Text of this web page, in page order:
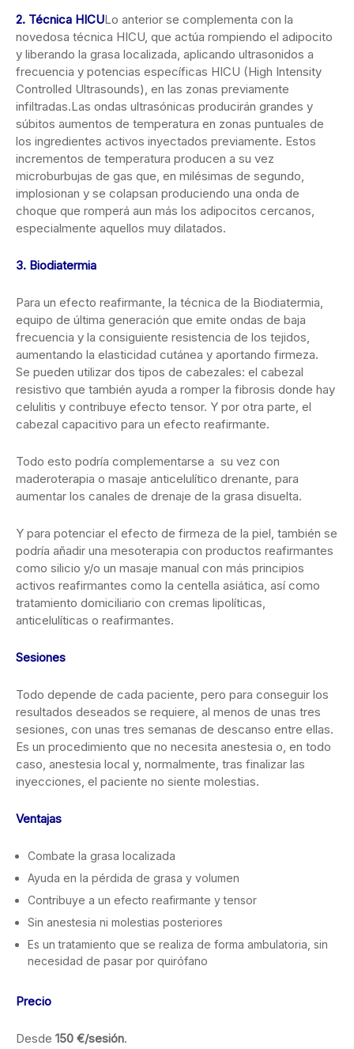
2. Técnica HICULo anterior se complementa con la
novedosa técnica HICU, que actúa rompiendo el adipocito
y liberando la grasa localizada, aplicando ultrasonidos a
frecuencia y potencias específicas HICU (High Intensity
Controlled Ultrasounds), en las zonas previamente
infiltradas.Las ondas ultrasónicas producirán grandes y
súbitos aumentos de temperatura en zonas puntuales de
los ingredientes activos inyectados previamente. Estos
incrementos de temperatura producen a su vez
microburbujas de gas que, en milésimas de segundo,
implosionan y se colapsan produciendo una onda de
choque que romperá aun más los adipocitos cercanos,
especialmente aquellos muy dilatados.
3. Biodiatermia
Para un efecto reafirmante, la técnica de la Biodiatermia,
equipo de última generación que emite ondas de baja
frecuencia y la consiguiente resistencia de los tejidos,
aumentando la elasticidad cutánea y aportando firmeza.
Se pueden utilizar dos tipos de cabezales: el cabezal
resistivo que también ayuda a romper la fibrosis donde hay
celulitis y contribuye efecto tensor. Y por otra parte, el
cabezal capacitivo para un efecto reafirmante.
Todo esto podría complementarse a su vez con
maderoterapia o masaje anticelulítico drenante, para
aumentar los canales de drenaje de la grasa disuelta.
Y para potenciar el efecto de firmeza de la piel, también se
podría añadir una mesoterapia con productos reafirmantes
como silicio y/o un masaje manual con más principios
activos reafirmantes como la centella asiática, así como
tratamiento domiciliario con cremas lipolíticas,
anticelulíticas o reafirmantes.
Sesiones
Todo depende de cada paciente, pero para conseguir los
resultados deseados se requiere, al menos de unas tres
sesiones, con unas tres semanas de descanso entre ellas.
Es un procedimiento que no necesita anestesia o, en todo
caso, anestesia local y, normalmente, tras finalizar las
inyecciones, el paciente no siente molestias.
Ventajas
Combate la grasa localizada
Ayuda en la pérdida de grasa y volumen
Contribuye a un efecto reafirmante y tensor
Sin anestesia ni molestias posteriores
Es un tratamiento que se realiza de forma ambulatoria, sin
necesidad de pasar por quirófano
Precio
Desde 150 €/sesión.